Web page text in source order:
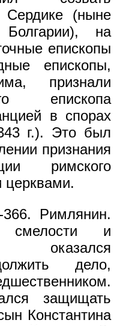
Сердике (ныне
на
епископы
епископы,
признали
епископа
в спорах
г.). Это был
признания
римского
церквами.
Римлянин.
смелости и
оказался
дело,
защищать
Константина